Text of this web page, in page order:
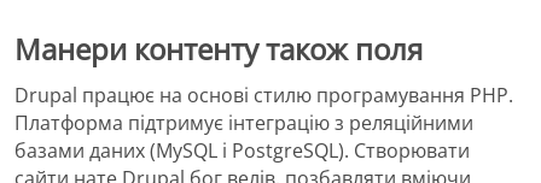
Манери контенту також поля
Drupal працює на основі стилю програмування PHP.
Платформа підтримує інтеграцію з реляційними
базами даних (MySQL і PostgreSQL). Створювати